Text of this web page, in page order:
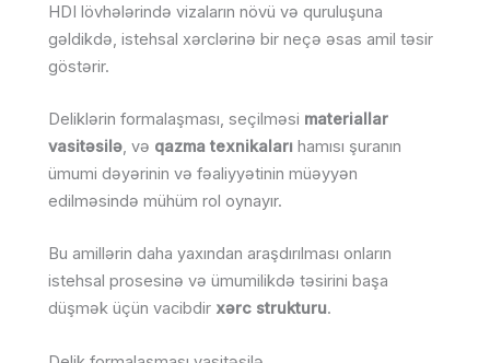
HDI lövhələrində vizaların növü və quruluşuna
gəldikdə, istehsal xərclərinə bir neçə əsas amil təsir
göstərir.
Deliklərin formalaşması, seçilməsi materiallar
vasitəsilə, və qazma texnikaları hamısı şuranın
ümumi dəyərinin və fəaliyyətinin müəyyən
edilməsində mühüm rol oynayır.
Bu amillərin daha yaxından araşdırılması onların
istehsal prosesinə və ümumilikdə təsirini başa
düşmək üçün vacibdir xərc strukturu.